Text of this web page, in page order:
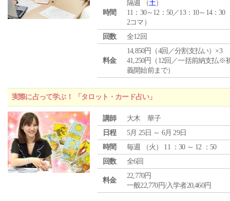
時間
隔週 （土）
11：30～12：50／13：10～14：30
2コマ）
回数
全12回
料金
14,850円（4回／分割支払い）×3
41,250円（12回／一括前納支払※
義開始前まで）
実際に占って学ぶ！ 「タロット・カード占い」
講師
大木 華子
日程
5月 25日 ～ 6月 29日
時間
毎週 （火 ） 11 ：30 ～ 12 ：50
回数
全6回
料金
22,770円
一般22,770円/入学者20,460円